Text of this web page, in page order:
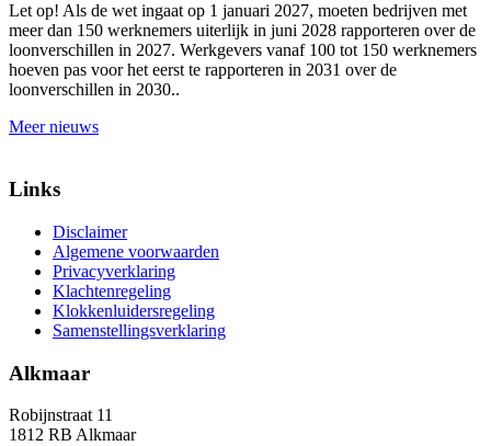
Let op! Als de wet ingaat op 1 januari 2027, moeten bedrijven met
meer dan 150 werknemers uiterlijk in juni 2028 rapporteren over de
loonverschillen in 2027. Werkgevers vanaf 100 tot 150 werknemers
hoeven pas voor het eerst te rapporteren in 2031 over de
loonverschillen in 2030..
Meer nieuws
Links
Disclaimer
Algemene voorwaarden
Privacyverklaring
Klachtenregeling
Klokkenluidersregeling
Samenstellingsverklaring
Alkmaar
Robijnstraat 11
1812 RB Alkmaar